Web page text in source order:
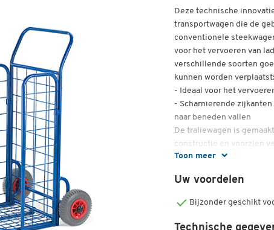
Toon meer
Deze technische
transportwagen die de
conventionele
voor het vervoeren van
verschillende soorten
kunnen worden verplaatst:
- Ideaal voor het
- Scharnierende
naar beneden vallen
De traliewagen is
constructie en voorzien
Spoorbreedte: 580
Kleur: blauw (RAL
Afmetingen: B 660
Uw voordelen
Bijzonder geschikt